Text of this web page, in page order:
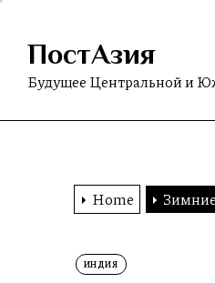
Skip
content
ПостАзия
Будущее Центральной и
Home
ИНДИЯ